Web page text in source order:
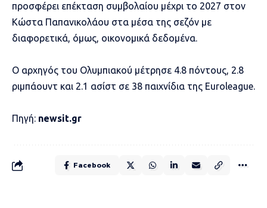
προσφέρει επέκταση συμβολαίου μέχρι το 2027 στον
Κώστα Παπανικολάου στα μέσα της σεζόν με
διαφορετικά, όμως, οικονομικά δεδομένα.
Ο αρχηγός του Ολυμπιακού μέτρησε 4.8 πόντους, 2.8
ριμπάουντ και 2.1 ασίστ σε 38 παιχνίδια της Euroleague.
Πηγή: newsit.gr
Facebook